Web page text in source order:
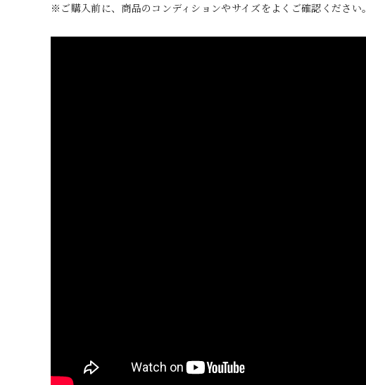
※ご購入前に、商品のコンディションやサイズをよくご確認ください。